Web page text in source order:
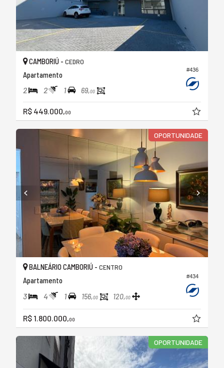
#436
CAMBORIÚ - CEDRO
Apartamento
2 2 1 69,00
R$ 449.000,00
OPORTUNIDADE
#434
BALNEÁRIO CAMBORIÚ - CENTRO
Apartamento
3 4 1 156,00 120,00
R$ 1.800.000,00
OPORTUNIDADE